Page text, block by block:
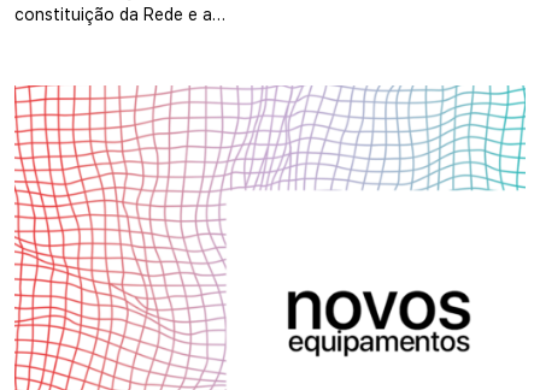
constituição da Rede e a…